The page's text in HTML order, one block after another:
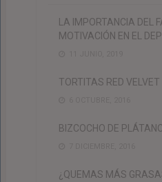
LA IMPORTANCIA DEL
MOTIVACIÓN EN EL
TORTITAS RED VELVET
BIZCOCHO DE
¿QUEMAS MÁS